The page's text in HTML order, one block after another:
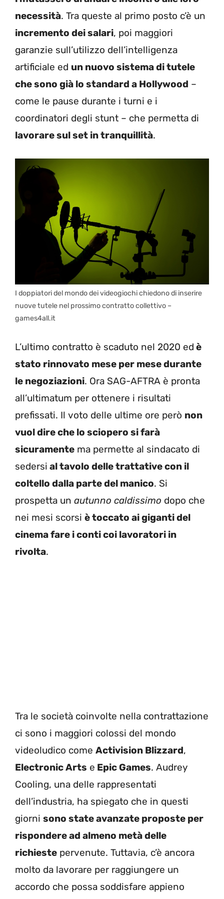
necessità. Tra queste al primo posto c’è un
incremento dei salari, poi maggiori
garanzie sull’utilizzo dell’intelligenza
artificiale ed un nuovo sistema di tutele
che sono già lo standard a Hollywood –
come le pause durante i turni e i
coordinatori degli stunt – che permetta di
lavorare sul set in tranquillità.
I doppiatori del mondo dei videogiochi chiedono di inserire
nuove tutele nel prossimo contratto collettivo –
games4all.it
L’ultimo contratto è scaduto nel 2020 ed è
stato rinnovato mese per mese durante
le negoziazioni. Ora SAG-AFTRA è pronta
all’ultimatum per ottenere i risultati
prefissati. Il voto delle ultime ore però non
vuol dire che lo sciopero si farà
sicuramente ma permette al sindacato di
sedersi al tavolo delle trattative con il
coltello dalla parte del manico. Si
prospetta un autunno caldissimo dopo che
nei mesi scorsi è toccato ai giganti del
cinema fare i conti coi lavoratori in
rivolta.
Tra le società coinvolte nella contrattazione
ci sono i maggiori colossi del mondo
videoludico come Activision Blizzard,
Electronic Arts e Epic Games. Audrey
Cooling, una delle rappresentati
dell’industria, ha spiegato che in questi
giorni sono state avanzate proposte per
rispondere ad almeno metà delle
richieste pervenute. Tuttavia, c’è ancora
molto da lavorare per raggiungere un
accordo che possa soddisfare appieno